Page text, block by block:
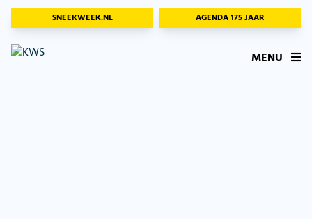
SNEEKWEEK.NL AGENDA 175 JAAR
MENU